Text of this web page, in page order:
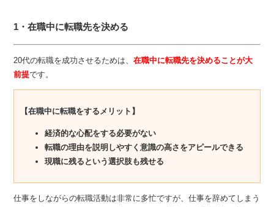
1・在職中に転職先を決める
20代の転職を成功させるためは、在職中に転職先を決めることが大
前提です。
【在職中に転職をするメリット】
経済的な心配をする必要がない
転職の理由を説明しやすく意識の高さをアピールできる
現職に残るという選択肢も残せる
仕事をしながらの転職活動は非常に多忙ですが、仕事を辞めてしまう